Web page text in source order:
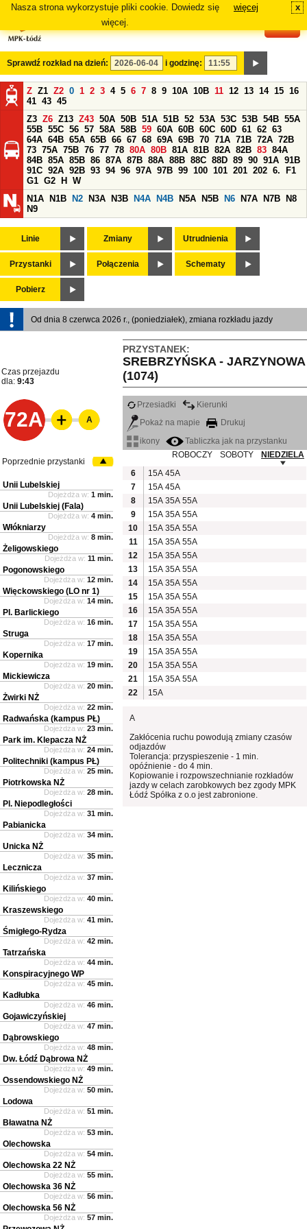
Nasza strona wykorzystuje pliki cookie. Dowiedz się
więcej.
więcej x
Sprawdź rozkład na dzień: i godzinę:
Z Z1 Z2 0 1 2 3 4 5 6 7 8 9 10A 10B 11 12 13 14 15 16
41 43 45
Z3 Z6 Z13 Z43 50A 50B 51A 51B 52 53A 53C 53B 54B 55A
55B 55C 56 57 58A 58B 59 60A 60B 60C 60D 61 62 63
64A 64B 65A 65B 66 67 68 69A 69B 70 71A 71B 72A 72B
73 75A 75B 76 77 78 80A 80B 81A 81B 82A 82B 83 84A
84B 85A 85B 86 87A 87B 88A 88B 88C 88D 89 90 91A 91B
91C 92A 92B 93 94 96 97A 97B 99 100 101 201 202 6.
F1
G1 G2 H
W
N1A
N1B N2 N3A N3B N4A N4B N5A N5B N6 N7A N7B
N8
N9
Linie Zmiany Utrudnienia
Przystanki Połączenia Schematy
Pobierz
Od dnia 8 czerwca 2026 r., (poniedziałek), zmiana rozkładu jazdy
PRZYSTANEK:
SREBRZYŃSKA - JARZYNOWA
(1074)
Czas przejazdu
dla: 9:43
72A
Przesiadki
Kierunki
Pokaż na mapie
Drukuj
ikony
Tabliczka jak na przystanku
ROBOCZY
SOBOTY
NIEDZIELA
6
15A 45A
7
15A 45A
8
15A 35A 55A
9
15A 35A 55A
10
15A 35A 55A
11
15A 35A 55A
12
15A 35A 55A
13
15A 35A 55A
14
15A 35A 55A
15
15A 35A 55A
16
15A 35A 55A
17
15A 35A 55A
18
15A 35A 55A
19
15A 35A 55A
20
15A 35A 55A
21
15A 35A 55A
22
15A
A
Zakłócenia ruchu powodują zmiany czasów
odjazdów
Tolerancja: przyspieszenie - 1 min.
opóźnienie - do 4 min.
Kopiowanie i rozpowszechnianie rozkładów
jazdy w celach zarobkowych bez zgody MPK
Łódź Spółka z o.o jest zabronione.
A
Poprzednie przystanki
Unii Lubelskiej
Dojeżdża w: 1 min.
Unii Lubelskiej (Fala)
Dojeżdża w: 4 min.
Włókniarzy
Dojeżdża w: 8 min.
Żeligowskiego
Dojeżdża w: 11 min.
Pogonowskiego
Dojeżdża w: 12 min.
Więckowskiego (LO nr 1)
Dojeżdża w: 14 min.
Pl. Barlickiego
Dojeżdża w: 16 min.
Struga
Dojeżdża w: 17 min.
Kopernika
Dojeżdża w: 19 min.
Mickiewicza
Dojeżdża w: 20 min.
Żwirki NŻ
Dojeżdża w: 22 min.
Radwańska (kampus PŁ)
Dojeżdża w: 23 min.
Park im. Klepacza NŻ
Dojeżdża w: 24 min.
Politechniki (kampus PŁ)
Dojeżdża w: 25 min.
Piotrkowska NŻ
Dojeżdża w: 28 min.
Pl. Niepodległości
Dojeżdża w: 31 min.
Pabianicka
Dojeżdża w: 34 min.
Unicka NŻ
Dojeżdża w: 35 min.
Lecznicza
Dojeżdża w: 37 min.
Kilińskiego
Dojeżdża w: 40 min.
Kraszewskiego
Dojeżdża w: 41 min.
Śmigłego-Rydza
Dojeżdża w: 42 min.
Tatrzańska
Dojeżdża w: 44 min.
Konspiracyjnego WP
Dojeżdża w: 45 min.
Kadłubka
Dojeżdża w: 46 min.
Gojawiczyńskiej
Dojeżdża w: 47 min.
Dąbrowskiego
Dojeżdża w: 48 min.
Dw. Łódź Dąbrowa NŻ
Dojeżdża w: 49 min.
Ossendowskiego NŻ
Dojeżdża w: 50 min.
Lodowa
Dojeżdża w: 51 min.
Bławatna NŻ
Dojeżdża w: 53 min.
Olechowska
Dojeżdża w: 54 min.
Olechowska 22 NŻ
Dojeżdża w: 55 min.
Olechowska 36 NŻ
Dojeżdża w: 56 min.
Olechowska 56 NŻ
Dojeżdża w: 57 min.